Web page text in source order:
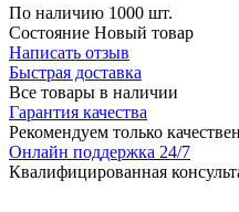
По наличию 1000 шт.
Состояние Новый товар
Написать отзыв
Быстрая доставка
Все товары в наличии
Гарантия качества
Рекомендуем только
Онлайн поддержка 24/7
Квалифицированная